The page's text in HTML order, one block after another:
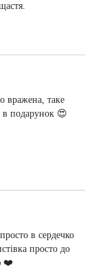
вражена, таке
в подарунок 😍
в сердечко
просто до
❤️